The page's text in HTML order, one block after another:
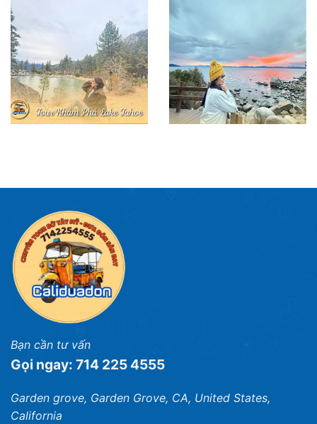
Bạn cần tư vấn
Gọi ngay: 714 225 4555
Garden grove, Garden Grove, CA, United States,
California